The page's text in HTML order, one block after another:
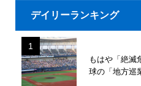
デイリーランキング
1
もはや「絶滅
球の「地方巡